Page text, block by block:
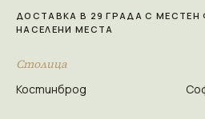
ДОСТАВКА В 29 ГРАДА С
НАСЕЛЕНИ МЕСТА
Столица
Костинброд